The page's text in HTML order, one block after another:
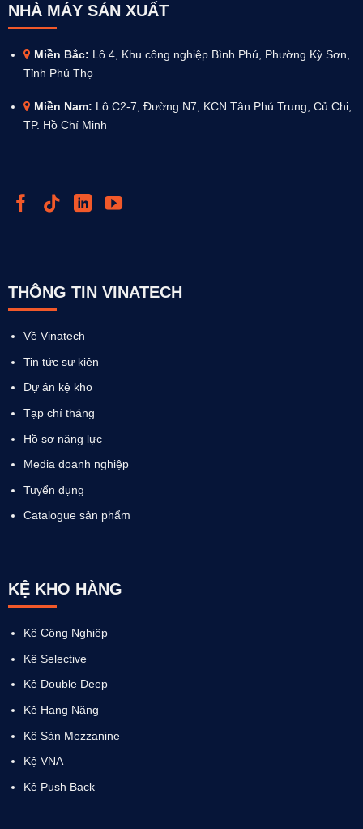
NHÀ MÁY SẢN XUẤT
Miền Bắc: Lô 4, Khu công nghiệp Bình Phú, Phường Kỳ Sơn,
Tỉnh Phú Thọ
Miền Nam: Lô C2-7, Đường N7, KCN Tân Phú Trung, Củ Chi,
TP. Hồ Chí Minh
THÔNG TIN VINATECH
Về Vinatech
Tin tức sự kiện
Dự án kệ kho
Tạp chí tháng
Hồ sơ năng lực
Media doanh nghiệp
Tuyển dụng
Catalogue sản phẩm
KỆ KHO HÀNG
Kệ Công Nghiệp
Kệ Selective
Kệ Double Deep
Kệ Hạng Nặng
Kệ Sàn Mezzanine
Kệ VNA
Kệ Push Back